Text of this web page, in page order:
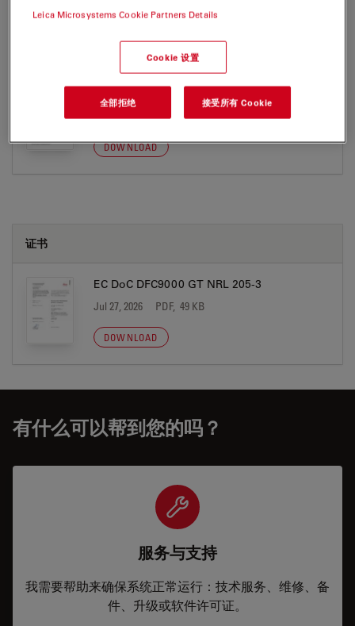
Jul 27, 2026 PDF, 364 KB
DOWNLOAD
证书
EC DoC DFC9000 GT NRL 205-3
Jul 27, 2026 PDF, 49 KB
DOWNLOAD
有什么可以帮到您的吗？
服务与支持
我需要帮助来确保系统正常运行：技术服务、维修、备
件、升级或软件许可证。
Leica Microsystems Cookie Partners Details
Cookie 设置
全部拒绝 接受所有 Cookie